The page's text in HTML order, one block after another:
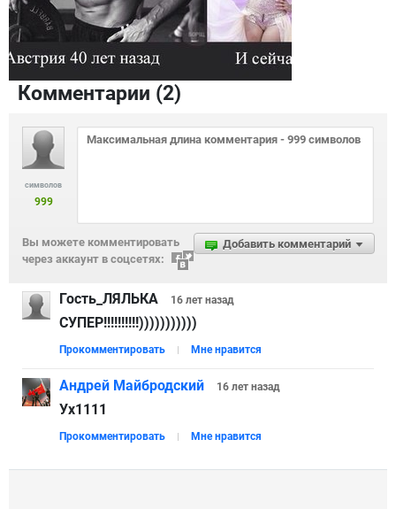
Комментарии (2)
символов
999
Добавить комментарий
Вы можете комментировать
через аккаунт в соцсетях:
Гость_ЛЯЛЬКА 16 лет назад
СУПЕР!!!!!!!!!!)))))))))))
Прокомментировать Мне нравится
Андрей Майбродский 16 лет назад
Ух1111
Прокомментировать Мне нравится